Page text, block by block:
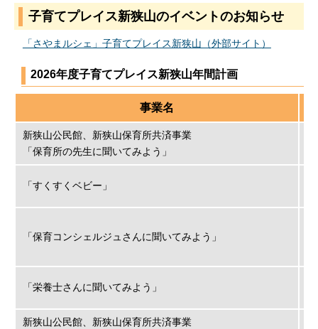
子育てプレイス新狭山のイベントのお知らせ
「さやまルシェ」子育てプレイス新狭山（外部サイト）
2026年度子育てプレイス新狭山年間計画
事業名
新狭山公民館、新狭山保育所共済事業
「保育所の先生に聞いてみよう」
「すくすくベビー」
「保育コンシェルジュさんに聞いてみよう」
「栄養士さんに聞いてみよう」
新狭山公民館、新狭山保育所共済事業